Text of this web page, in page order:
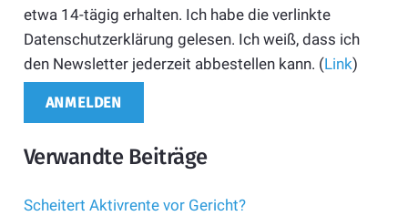
etwa 14-tägig erhalten. Ich habe die verlinkte
Datenschutzerklärung gelesen. Ich weiß, dass ich
den Newsletter jederzeit abbestellen kann. (Link)
Verwandte Beiträge
Scheitert Aktivrente vor Gericht?